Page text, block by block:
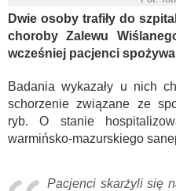
Dwie osoby trafiły do
choroby Zalewu
wcześniej pacjenci
Badania wykazały u nich
schorzenie związane ze
ryb. O stanie
warmińsko-mazurskiego
Pacjenci skarżyli się